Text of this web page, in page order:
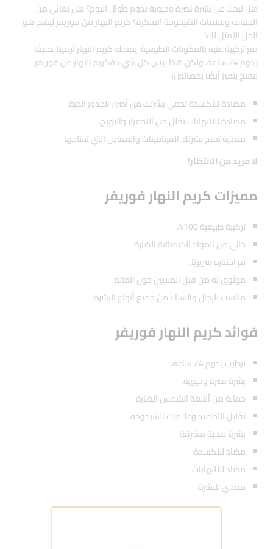
هل تبحث عن بشرة نضرة وحيوية تدوم طوال اليوم؟ هل تعاني من
الجفاف وعلامات الشيخوخة المبكرة؟ كريم النهار من فوريفر ليفنج هو
الحل الأمثل لك!
مع تركيبة غنية بالمكونات الطبيعية، يمنحك كريم النهار ترطيبًا عميقًا
يدوم 24 ساعة. ولكن هذا ليس كل شيء فكريم النهار من فوريفر
ليفنج يتميز أيضًا بخصائص:
مضادة للأكسدة تحمي بشرتك من أضرار الجذور الحرة.
مضادة للالتهابات تقلل من الاحمرار والتهيج.
مغذية تمنح بشرتك الفيتامينات والمعادن التي تحتاجها.
لا مزيد من الانتظار!
مميزات كريم النهار فوريفر
تركيبة طبيعية 100%.
خالي من المواد الكيميائية الضارة.
تم اختباره سريريًا.
موثوق به من قبل الملايين حول العالم.
مناسب للرجال والنساء من جميع أنواع البشرة.
فوائد كريم النهار فوريفر
ترطيب يدوم 24 ساعة.
بشرة نضرة وحيوية.
حماية من أشعة الشمس الضارة.
تقليل التجاعيد وعلامات الشيخوخة.
بشرة صحية مشرقة.
مضاد للأكسدة.
مضاد للالتهابات.
مغذي للبشرة.